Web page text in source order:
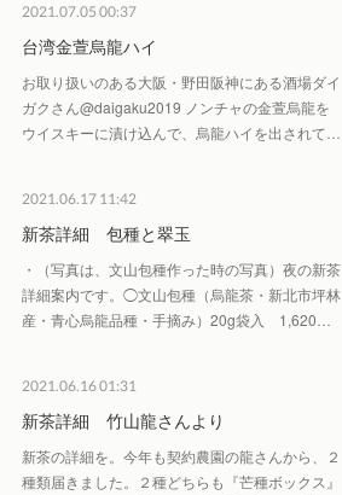
2021.07.05 00:37
台湾金萱烏龍ハイ
お取り扱いのある大阪・野田阪神にある酒場ダイ
ガクさん@daigaku2019 ノンチャの金萱烏龍を
ウイスキーに漬け込んで、烏龍ハイを出されて…
2021.06.17 11:42
新茶詳細 包種と翠玉
・（写真は、文山包種作った時の写真）夜の新茶
詳細案内です。◯文山包種（烏龍茶・新北市坪林
産・青心烏龍品種・手摘み）20g袋入 1,620…
2021.06.16 01:31
新茶詳細 竹山龍さんより
新茶の詳細を。今年も契約農園の龍さんから、２
種類届きました。２種どちらも『芒種ボックス』